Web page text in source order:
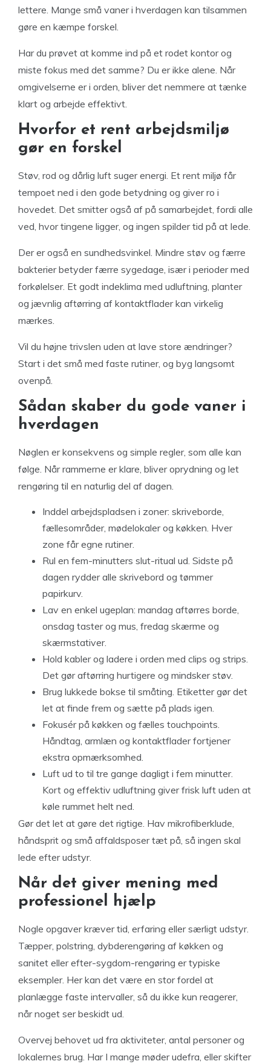
lettere. Mange små vaner i hverdagen kan tilsammen
gøre en kæmpe forskel.
Har du prøvet at komme ind på et rodet kontor og
miste fokus med det samme? Du er ikke alene. Når
omgivelserne er i orden, bliver det nemmere at tænke
klart og arbejde effektivt.
Hvorfor et rent arbejdsmiljø
gør en forskel
Støv, rod og dårlig luft suger energi. Et rent miljø får
tempoet ned i den gode betydning og giver ro i
hovedet. Det smitter også af på samarbejdet, fordi alle
ved, hvor tingene ligger, og ingen spilder tid på at lede.
Der er også en sundhedsvinkel. Mindre støv og færre
bakterier betyder færre sygedage, især i perioder med
forkølelser. Et godt indeklima med udluftning, planter
og jævnlig aftørring af kontaktflader kan virkelig
mærkes.
Vil du højne trivslen uden at lave store ændringer?
Start i det små med faste rutiner, og byg langsomt
ovenpå.
Sådan skaber du gode vaner i
hverdagen
Nøglen er konsekvens og simple regler, som alle kan
følge. Når rammerne er klare, bliver oprydning og let
rengøring til en naturlig del af dagen.
Inddel arbejdspladsen i zoner: skriveborde,
fællesområder, mødelokaler og køkken. Hver
zone får egne rutiner.
Rul en fem-minutters slut-ritual ud. Sidste på
dagen rydder alle skrivebord og tømmer
papirkurv.
Lav en enkel ugeplan: mandag aftørres borde,
onsdag taster og mus, fredag skærme og
skærmstativer.
Hold kabler og ladere i orden med clips og strips.
Det gør aftørring hurtigere og mindsker støv.
Brug lukkede bokse til småting. Etiketter gør det
let at finde frem og sætte på plads igen.
Fokusér på køkken og fælles touchpoints.
Håndtag, armlæn og kontaktflader fortjener
ekstra opmærksomhed.
Luft ud to til tre gange dagligt i fem minutter.
Kort og effektiv udluftning giver frisk luft uden at
køle rummet helt ned.
Gør det let at gøre det rigtige. Hav mikrofiberklude,
håndsprit og små affaldsposer tæt på, så ingen skal
lede efter udstyr.
Når det giver mening med
professionel hjælp
Nogle opgaver kræver tid, erfaring eller særligt udstyr.
Tæpper, polstring, dybderengøring af køkken og
sanitet eller efter-sygdom-rengøring er typiske
eksempler. Her kan det være en stor fordel at
planlægge faste intervaller, så du ikke kun reagerer,
når noget ser beskidt ud.
Overvej behovet ud fra aktiviteter, antal personer og
lokalernes brug. Har I mange møder udefra, eller skifter